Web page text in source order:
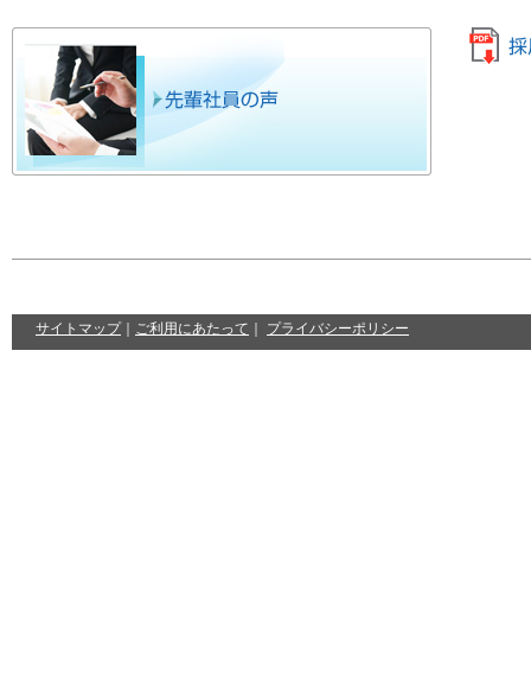
サイトマップ｜ ご利用にあたって プライバシーポリシー